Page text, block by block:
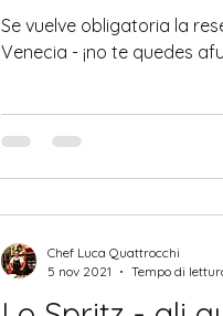
Se vuelve obligatoria la
Venecia - ¡no te quedes
Chef Luca Quattrocchi
5 nov 2021
Tempo di